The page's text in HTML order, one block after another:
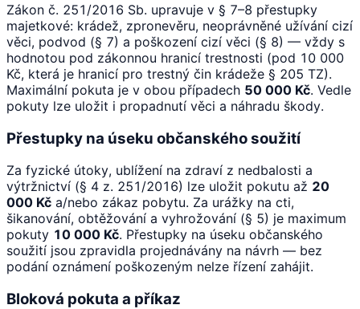
Zákon č. 251/2016 Sb. upravuje v § 7–8 přestupky
majetkové: krádež, zpronevěru, neoprávněné užívání cizí
věci, podvod (§ 7) a poškození cizí věci (§ 8) — vždy s
hodnotou pod zákonnou hranicí trestnosti (pod 10 000
Kč, která je hranicí pro trestný čin krádeže § 205 TZ).
Maximální pokuta je v obou případech 50 000 Kč. Vedle
pokuty lze uložit i propadnutí věci a náhradu škody.
Přestupky na úseku občanského soužití
Za fyzické útoky, ublížení na zdraví z nedbalosti a
výtržnictví (§ 4 z. 251/2016) lze uložit pokutu až 20
000 Kč a/nebo zákaz pobytu. Za urážky na cti,
šikanování, obtěžování a vyhrožování (§ 5) je maximum
pokuty 10 000 Kč. Přestupky na úseku občanského
soužití jsou zpravidla projednávány na návrh — bez
podání oznámení poškozeným nelze řízení zahájit.
Bloková pokuta a příkaz